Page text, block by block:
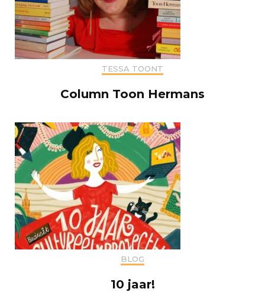
TESSA TOONT
Column Toon Hermans
BLOG
10 jaar!